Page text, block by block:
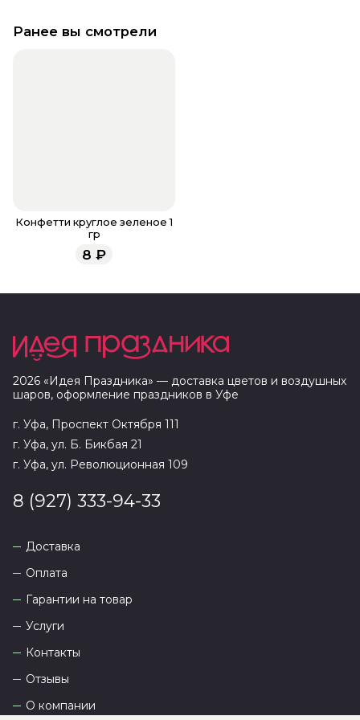
Ранее вы смотрели
Конфетти круглое зеленое 1
гр
8 ₽
2026 «Идея Праздника» — доставка цветов и воздушных
шаров, оформление праздников в Уфе
г. Уфа, Проспект Октября 111
г. Уфа, ул. Б. Бикбая 21
г. Уфа, ул. Революционная 109
8 (927) 333-94-33
Доставка
Оплата
Гарантии на товар
Услуги
Контакты
Отзывы
О компании